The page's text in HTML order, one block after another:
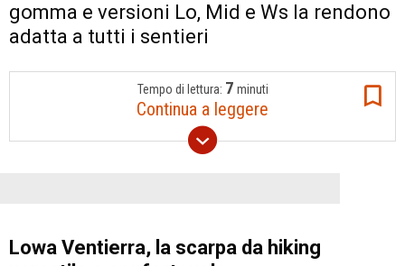
gomma e versioni Lo, Mid e Ws la rendono
adatta a tutti i sentieri
Tempo di lettura: 7 minuti
Continua a leggere
Lowa Ventierra, la scarpa da hiking